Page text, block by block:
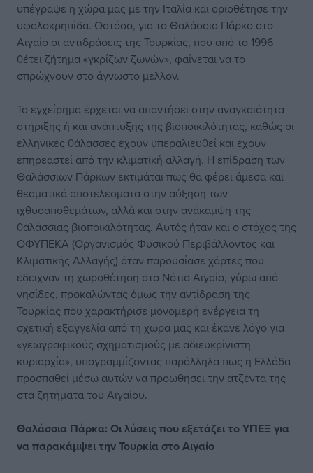
υπέγραψε η χώρα μας με την Ιταλία και οριοθέτησε την
υφαλοκρηπίδα. Ωστόσο, για το Θαλάσσιο Πάρκο στο
Αιγαίο οι αντιδράσεις της Τουρκίας, που από το 1996
θέτει ζήτημα «γκρίζων ζωνών», φαίνεται να το
σπρώχνουν στο άγνωστο μέλλον.
Το εγχείρημα έρχεται να απαντήσει στην αναγκαιότητα
στήριξης ή και ανάπτυξης της βιοποικιλότητας, καθώς οι
ελληνικές θάλασσες έχουν υπεραλιευθεί και έχουν
επηρεαστεί από την κλιματική αλλαγή. Η επίδραση των
Θαλάσσιων Πάρκων εκτιμάται πως θα φέρει άμεσα και
θεαματικά αποτελέσματα στην αύξηση των
ιχθυοαποθεμάτων, αλλά και στην ανάκαμψη της
θαλάσσιας βιοποικιλότητας. Αυτός ήταν και ο στόχος της
ΟΦΥΠΕΚΑ (Οργανισμός Φυσικού Περιβάλλοντος και
Κλιματικής Αλλαγής) όταν παρουσίασε χάρτες που
έδειχναν τη χωροθέτηση στο Νότιο Αιγαίο, γύρω από
νησίδες, προκαλώντας όμως την αντίδραση της
Τουρκίας που χαρακτήρισε μονομερή ενέργεια τη
σχετική εξαγγελία από τη χώρα μας και έκανε λόγο για
«γεωγραφικούς σχηματισμούς με αδιευκρίνιστη
κυριαρχία», υπογραμμίζοντας παράλληλα πως η Ελλάδα
προσπαθεί μέσω αυτών να προωθήσει την ατζέντα της
στα ζητήματα του Αιγαίου.
Θαλάσσια Πάρκα: Οι λύσεις που εξετάζει το ΥΠΕΞ για
να παρακάμψει την Τουρκία στο Αιγαίο